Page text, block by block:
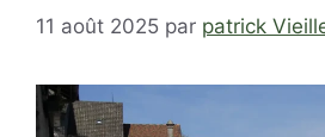
11 août 2025 par patrick